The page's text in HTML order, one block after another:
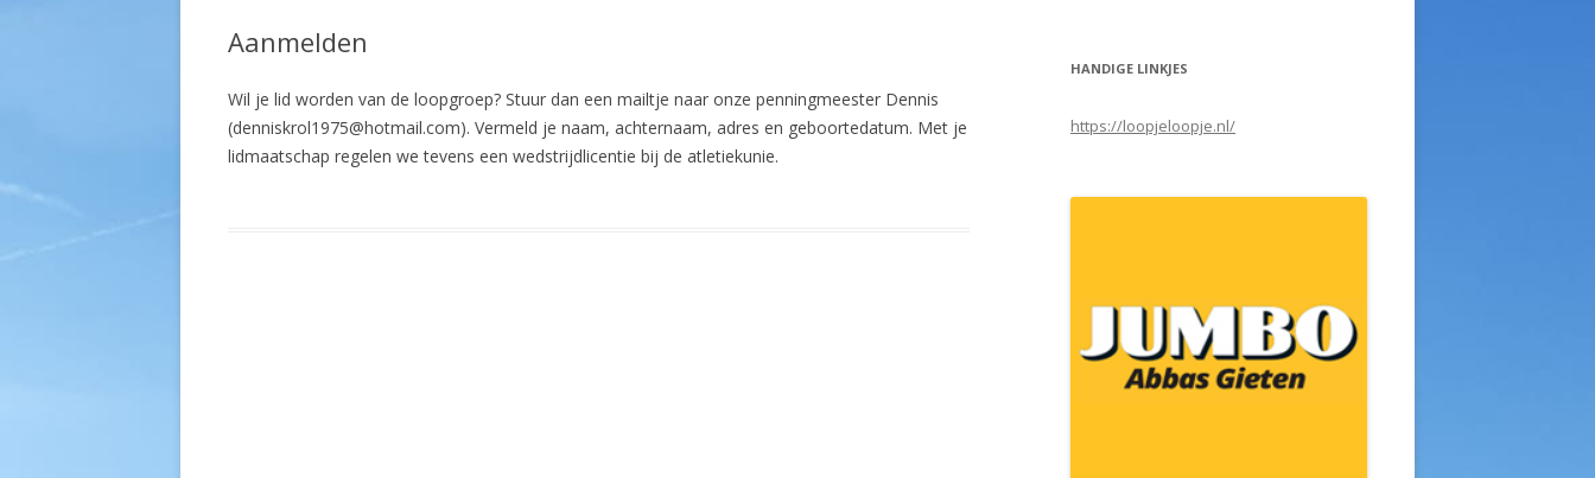
Aanmelden
Wil je lid worden van de loopgroep? Stuur dan een mailtje naar onze penningmeester Dennis
(denniskrol1975@hotmail.com). Vermeld je naam, achternaam, adres en geboortedatum. Met je
lidmaatschap regelen we tevens een wedstrijdlicentie bij de atletiekunie.
HANDIGE LINKJES
https://loopjeloopje.nl/